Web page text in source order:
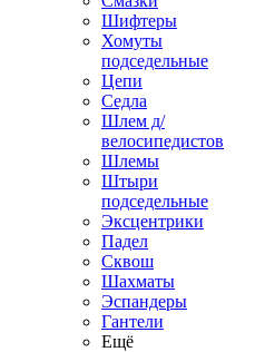
Шифтеры
Хомуты
подседельные
Цепи
Седла
Шлем д/
велосипедистов
Шлемы
Штыри
подседельные
Эксцентрики
Падел
Сквош
Шахматы
Эспандеры
Гантели
Ещё